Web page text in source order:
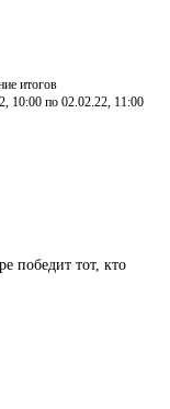
итогов
10:00 по 02.02.22, 11:00
победит тот, кто